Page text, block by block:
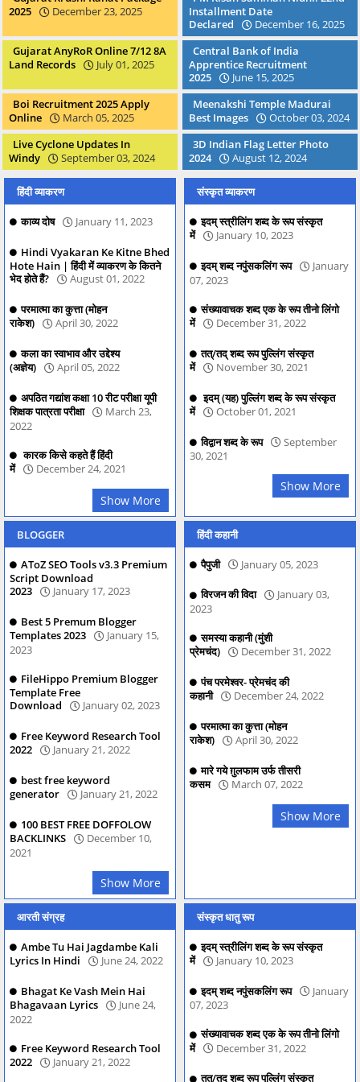
2025
December 23, 2025
Installment Date
Declared
December 16, 2025
Gujarat AnyRoR Online 7/12 8A
Land Records
July 01, 2025
Central Bank of India
Apprentice Recruitment
2025
June 15, 2025
Boi Recruitment 2025 Apply
Online
March 05, 2025
Meenakshi Temple Madurai
Best Images
October 03, 2024
Live Cyclone Updates In
Windy
September 03, 2024
3D Indian Flag Letter Photo
2024
August 12, 2024
हिंदी व्याकरण
काव्य दोष January 11, 2023
Hindi Vyakaran Ke Kitne Bhed
Hote Hain | हिंदी में व्याकरण के कितने
भेद होते हैं?
August 01, 2022
परमात्मा का कुत्ता (मोहन
राकेश)
April 30, 2022
कला का स्वाभाव और उद्देश्य
(अज्ञेय)
April 05, 2022
अपठित गद्यांश कक्षा 10 रीट परीक्षा यूपी
शिक्षक पात्रता परीक्षा
March 23,
2022
कारक किसे कहते हैं हिंदी
में
December 24, 2021
Show More
संस्कृत व्याकरण
इदम् स्त्रीलिंग शब्द के रूप संस्कृत
में
January 10, 2023
इदम् शब्द नपुंसकलिंग रूप
January
07, 2023
संख्यावाचक शब्द एक के रूप तीनो लिंगो
में
December 31, 2022
तत्/तद् शब्द रूप पुल्लिंग संस्कृत
में
November 30, 2021
इदम् (यह) पुल्लिंग शब्द के रूप संस्कृत
में
October 01, 2021
विद्वान शब्द के रूप
September
30, 2021
Show More
BLOGGER
AToZ SEO Tools v3.3 Premium
Script Download
2023
January 17, 2023
Best 5 Premum Blogger
Templates 2023
January 15,
2023
FileHippo Premium Blogger
Template Free
Download
January 02, 2023
Free Keyword Research Tool
2022
January 21, 2022
best free keyword
generator
January 21, 2022
100 BEST FREE DOFFOLOW
BACKLINKS
December 10,
2021
Show More
हिंदी कहानी
पैपुजी January 05, 2023
विरजन की विदा
January 03,
2023
समस्या कहानी (मुंशी
प्रेमचंद)
December 31, 2022
पंच परमेश्वर- प्रेमचंद की
कहानी
December 24, 2022
परमात्मा का कुत्ता (मोहन
राकेश)
April 30, 2022
मारे गये ग़ुलफाम उर्फ तीसरी
कसम
March 07, 2022
Show More
आरती संग्रह
Ambe Tu Hai Jagdambe Kali
Lyrics In Hindi
June 24, 2022
Bhagat Ke Vash Mein Hai
Bhagavaan Lyrics
June 24,
2022
Free Keyword Research Tool
2022
January 21, 2022
संस्कृत धातु रूप
इदम् स्त्रीलिंग शब्द के रूप संस्कृत
में
January 10, 2023
इदम् शब्द नपुंसकलिंग रूप
January
07, 2023
संख्यावाचक शब्द एक के रूप तीनो लिंगो
में
December 31, 2022
तत्/तद् शब्द रूप पुल्लिंग संस्कृत